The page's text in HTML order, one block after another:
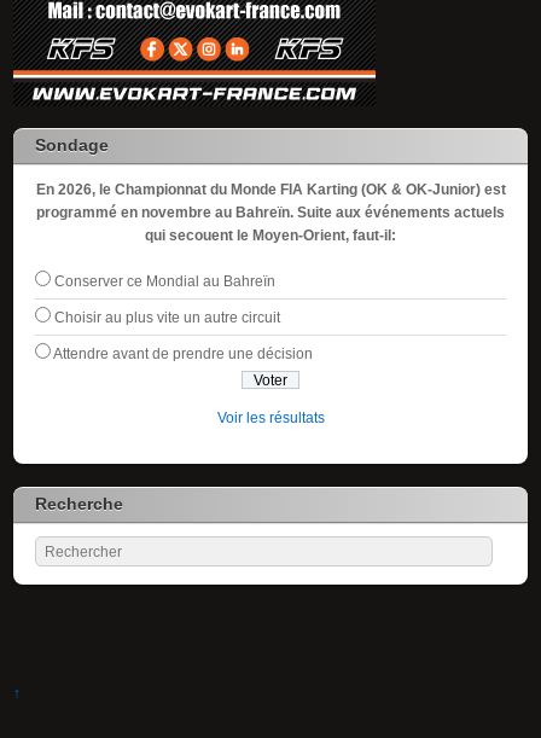
Sondage
En 2026, le Championnat du Monde FIA Karting (OK & OK-Junior) est
programmé en novembre au Bahreïn. Suite aux événements actuels
qui secouent le Moyen-Orient, faut-il:
Conserver ce Mondial au Bahreïn
Choisir au plus vite un autre circuit
Attendre avant de prendre une décision
Voir les résultats
Recherche
↑